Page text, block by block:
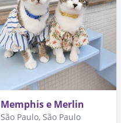
Memphis e Merlin
São Paulo, São Paulo